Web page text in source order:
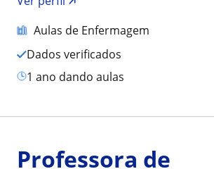
Aulas de Enfermagem
Dados verificados
1 ano dando aulas
Professora de